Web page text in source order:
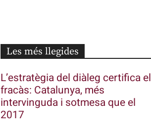
Les més llegides
L’estratègia del diàleg certifica el
fracàs: Catalunya, més
intervinguda i sotmesa que el
2017